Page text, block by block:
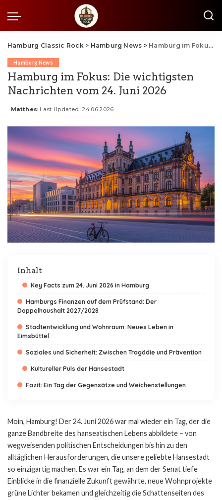
Hamburg Classic Rock> Hamburg News > Hamburg im Fokus: Die wichtigsten Nachrichten vom 24. Juni 2026
Hamburg News
Hamburg im Fokus: Die wichtigsten
Nachrichten vom 24. Juni 2026
Posted
Matthes Last Updated: 24.06.2026
Inhalt
Key Facts zum 24. Juni 2026 in Hamburg
Hamburgs Finanzen auf dem Prüfstand: Der
Doppelhaushalt 2027/2028
Stadtentwicklung und Wohnraum: Neues Leben in
Eimsbüttel
Soziales und Sicherheit: Zwischen Tragödie und Prävention
Kultureller Puls der Hansestadt
Fazit: Ein Tag der Gegensätze und Weichenstellungen
Moin, Hamburg! Der 24. Juni 2026 war mal wieder ein Tag, der die
ganze Bandbreite des hanseatischen Lebens abbildete – von
wegweisenden politischen Entscheidungen bis hin zu den
alltäglichen Herausforderungen, die unsere geliebte Hansestadt
so einzigartig machen. Es war ein Tag, an dem der Senat tiefe
Einblicke in die finanzielle Zukunft gewährte, neue Wohnprojekte
grüne Lichter bekamen und gleichzeitig die Schattenseiten des